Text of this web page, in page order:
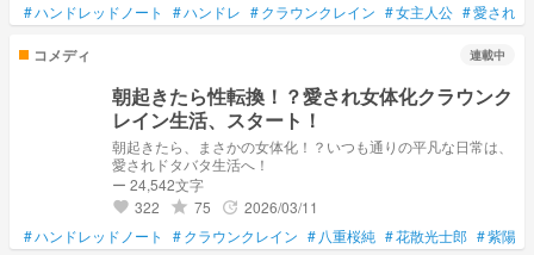
#ハンドレッドノート #ハンドレ #クラウンクレイン #女主人公 #愛され
コメディ 連載中
朝起きたら性転換！？愛され女体化クラウンク
レイン生活、スタート！
朝起きたら、まさかの女体化！？いつも通りの平凡な日常は、
愛されドタバタ生活へ！
ー 24,542文字
favorite 322 grade 75 update 2026/03/11
#ハンドレッドノート #クラウンクレイン # 八重桜純 #花散光士郎 #紫陽